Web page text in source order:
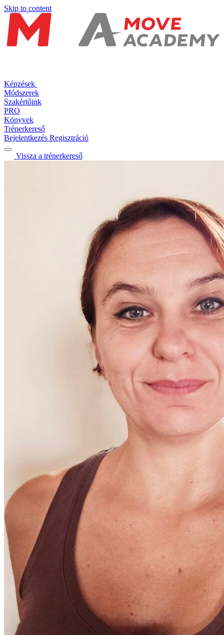
Skip to content
Képzések
Módszerek
Szakértőink
PRO
Könyvek
Trénerkereső
Bejelentkezés Regisztráció
Vissza a trénerkereső